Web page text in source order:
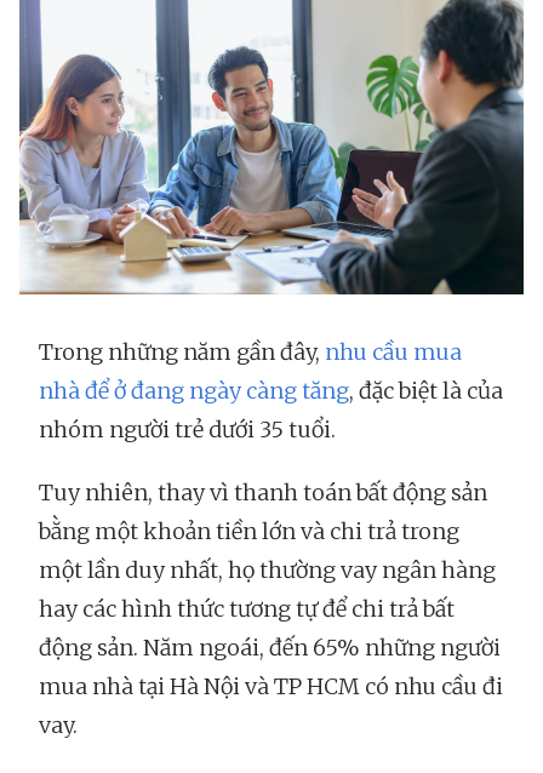
Trong những năm gần đây, nhu cầu mua
nhà để ở đang ngày càng tăng, đặc biệt là của
nhóm người trẻ dưới 35 tuổi.
Tuy nhiên, thay vì thanh toán bất động sản
bằng một khoản tiền lớn và chi trả trong
một lần duy nhất, họ thường vay ngân hàng
hay các hình thức tương tự để chi trả bất
động sản. Năm ngoái, đến 65% những người
mua nhà tại Hà Nội và TP HCM có nhu cầu đi
vay.